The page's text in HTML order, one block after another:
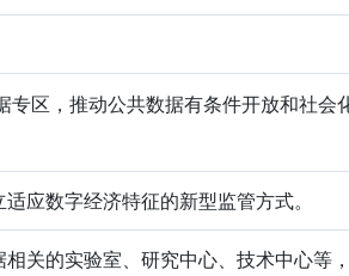
区，推动公共数据有条件开放和社会
应数字经济特征的新型监管方式。
关的实验室、研究中心、技术中心等